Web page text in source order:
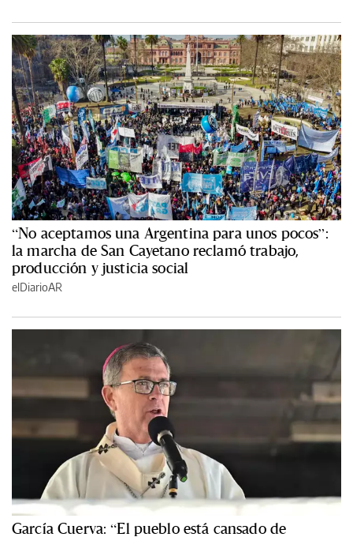
“No aceptamos una Argentina para unos pocos”:
la marcha de San Cayetano reclamó trabajo,
producción y justicia social
elDiarioAR
García Cuerva: “El pueblo está cansado de